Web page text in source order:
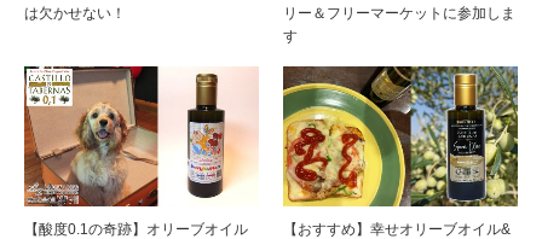
は欠かせない！
リー＆フリーマーケットに参加しま
す
【酸度0.1の奇跡】オリーブオイル
【おすすめ】幸せオリーブオイル&